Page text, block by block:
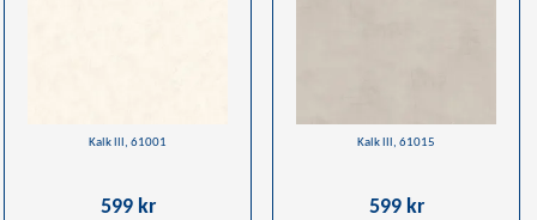
Kalk lll, 61001
599 kr
Kalk lll, 61015
599 kr